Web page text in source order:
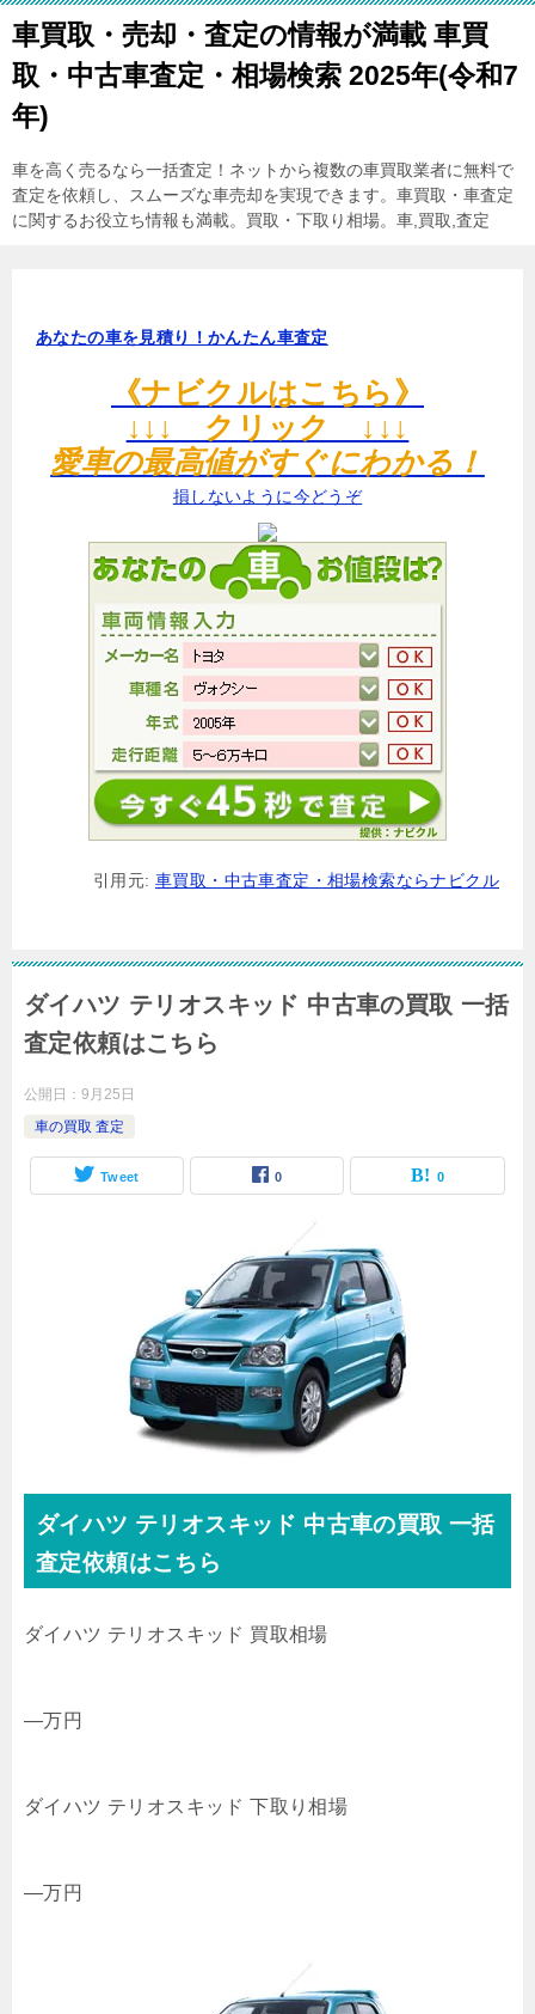
車買取・売却・査定の情報が満載 車買
取・中古車査定・相場検索 2025年(令和7
年)
車を高く売るなら一括査定！ネットから複数の車買取業者に無料で
査定を依頼し、スムーズな車売却を実現できます。車買取・車査定
に関するお役立ち情報も満載。買取・下取り相場。車,買取,査定
あなたの車を見積り！かんたん車査定
《ナビクルはこちら》
↓↓↓ クリック ↓↓↓
愛車の最高値がすぐにわかる！
損しないように今どうぞ
引用元: 車買取・中古車査定・相場検索ならナビクル
ダイハツ テリオスキッド 中古車の買取 一括
査定依頼はこちら
公開日： 9月25日
車の買取 査定
Tweet 0 0
ダイハツ テリオスキッド 中古車の買取 一括
査定依頼はこちら
ダイハツ テリオスキッド 買取相場
—万円
ダイハツ テリオスキッド 下取り相場
—万円